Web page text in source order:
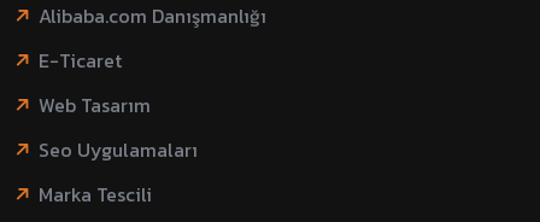
Alibaba.com Danışmanlığı
E-Ticaret
Web Tasarım
Seo Uygulamaları
Marka Tescili